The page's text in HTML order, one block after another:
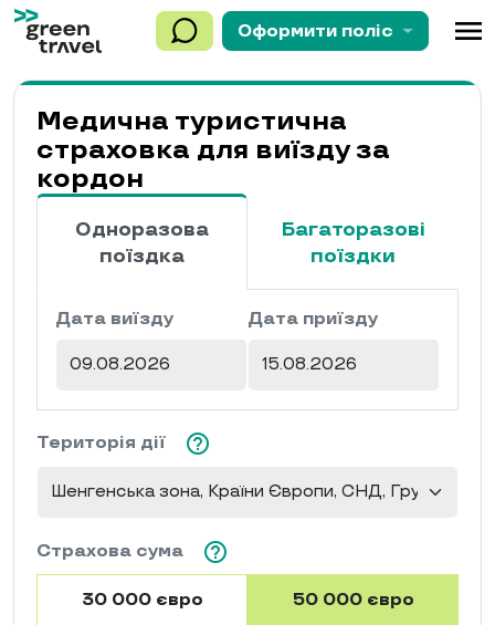
Оформити поліс menu
Медична туристична
страховка для виїзду за
кордон
Одноразова
поїздка
Багаторазові
поїздки
Дата виїзду Дата приїзду
Територія дії help_outline
Страхова сума help_outline
30 000 євро 50 000 євро